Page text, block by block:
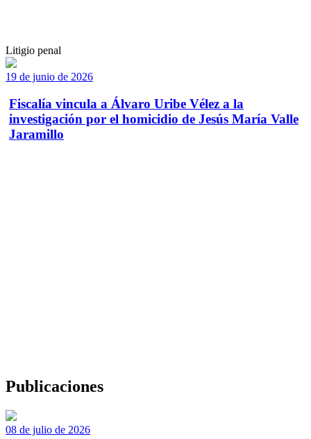
Litigio penal
19 de junio de 2026
Fiscalía vincula a Álvaro Uribe Vélez a la
investigación por el homicidio de Jesús María Valle
Jaramillo
Publicaciones
08 de julio de 2026